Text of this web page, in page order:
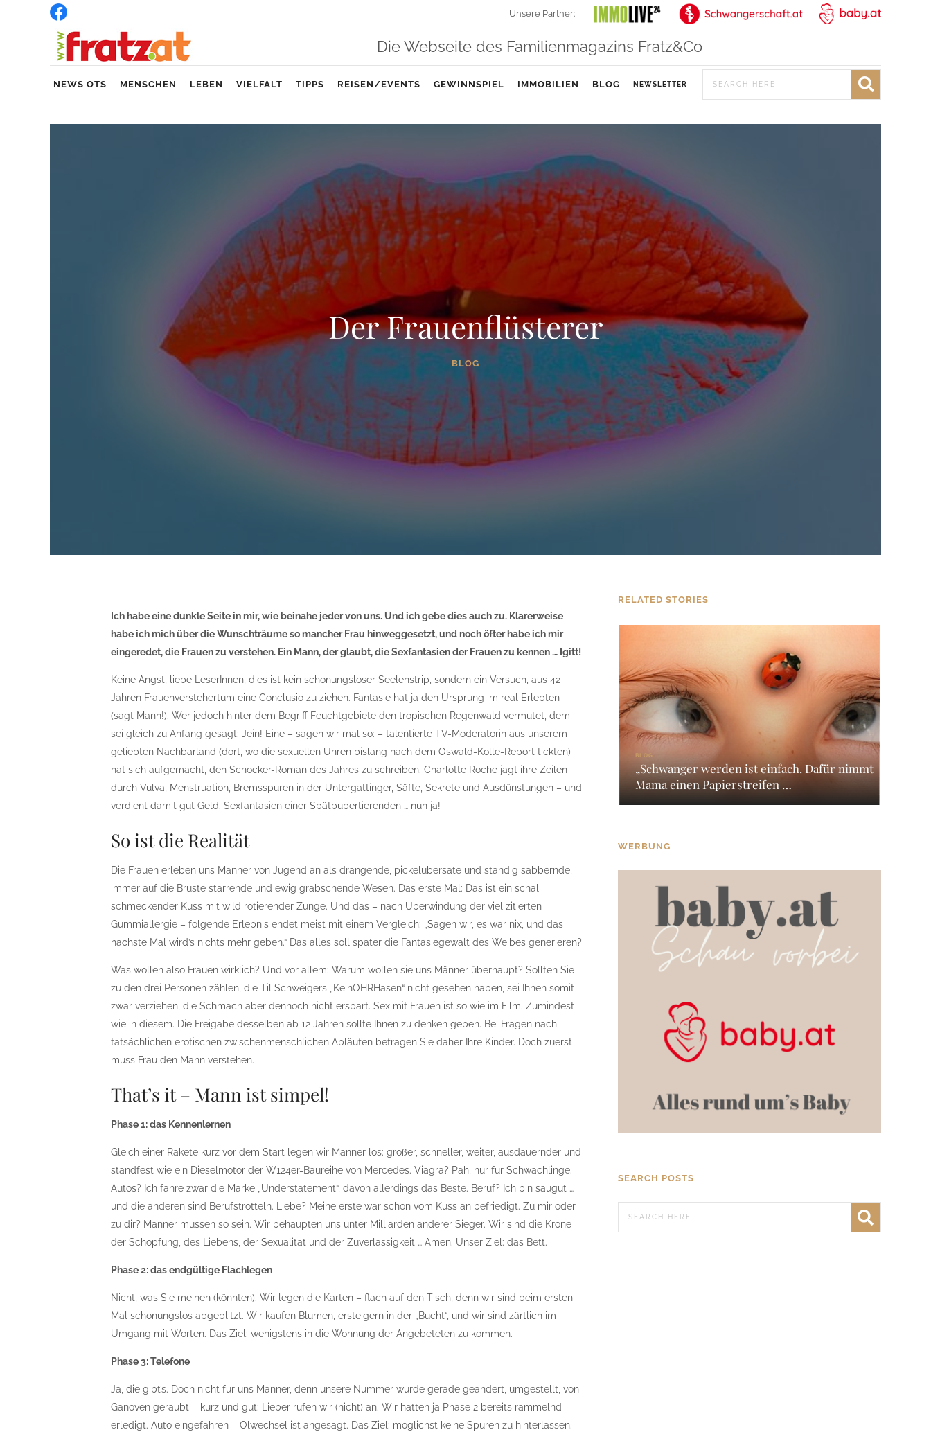
Unsere Partner:
Die Webseite des Familienmagazins Fratz&Co
NEWS OTS MENSCHEN LEBEN VIELFALT TIPPS REISEN/EVENTS GEWINNSPIEL IMMOBILIEN BLOG NEWSLETTER
Der Frauenflüsterer
BLOG
Ich habe eine dunkle Seite in mir, wie beinahe jeder von uns. Und ich gebe dies auch zu. Klarerweise
habe ich mich über die Wunschträume so mancher Frau hinweggesetzt, und noch öfter habe ich mir
eingeredet, die Frauen zu verstehen. Ein Mann, der glaubt, die Sexfantasien der Frauen zu kennen … Igitt!
Keine Angst, liebe LeserInnen, dies ist kein schonungsloser Seelenstrip, sondern ein Versuch, aus 42
Jahren Frauenverstehertum eine Conclusio zu ziehen. Fantasie hat ja den Ursprung im real Erlebten
(sagt Mann!). Wer jedoch hinter dem Begriff Feuchtgebiete den tropischen Regenwald vermutet, dem
sei gleich zu Anfang gesagt: Jein! Eine – sagen wir mal so: – talentierte TV-Moderatorin aus unserem
geliebten Nachbarland (dort, wo die sexuellen Uhren bislang nach dem Oswald-Kolle-Report tickten)
hat sich aufgemacht, den Schocker-Roman des Jahres zu schreiben. Charlotte Roche jagt ihre Zeilen
durch Vulva, Menstruation, Bremsspuren in der Untergattinger, Säfte, Sekrete und Ausdünstungen – und
verdient damit gut Geld. Sexfantasien einer Spätpubertierenden … nun ja!
So ist die Realität
Die Frauen erleben uns Männer von Jugend an als drängende, pickelübersäte und ständig sabbernde,
immer auf die Brüste starrende und ewig grabschende Wesen. Das erste Mal: Das ist ein schal
schmeckender Kuss mit wild rotierender Zunge. Und das – nach Überwindung der viel zitierten
Gummiallergie – folgende Erlebnis endet meist mit einem Vergleich: „Sagen wir, es war nix, und das
nächste Mal wird’s nichts mehr geben.“ Das alles soll später die Fantasiegewalt des Weibes generieren?
Was wollen also Frauen wirklich? Und vor allem: Warum wollen sie uns Männer überhaupt? Sollten Sie
zu den drei Personen zählen, die Til Schweigers „KeinOHRHasen“ nicht gesehen haben, sei Ihnen somit
zwar verziehen, die Schmach aber dennoch nicht erspart. Sex mit Frauen ist so wie im Film. Zumindest
wie in diesem. Die Freigabe desselben ab 12 Jahren sollte Ihnen zu denken geben. Bei Fragen nach
tatsächlichen erotischen zwischenmenschlichen Abläufen befragen Sie daher Ihre Kinder. Doch zuerst
muss Frau den Mann verstehen.
That’s it – Mann ist simpel!
Phase 1: das Kennenlernen
Gleich einer Rakete kurz vor dem Start legen wir Männer los: größer, schneller, weiter, ausdauernder und
standfest wie ein Dieselmotor der W124er-Baureihe von Mercedes. Viagra? Pah, nur für Schwächlinge.
Autos? Ich fahre zwar die Marke „Understatement“, davon allerdings das Beste. Beruf? Ich bin saugut …
und die anderen sind Berufstrotteln. Liebe? Meine erste war schon vom Kuss an befriedigt. Zu mir oder
zu dir? Männer müssen so sein. Wir behaupten uns unter Milliarden anderer Sieger. Wir sind die Krone
der Schöpfung, des Liebens, der Sexualität und der Zuverlässigkeit … Amen. Unser Ziel: das Bett.
Phase 2: das endgültige Flachlegen
Nicht, was Sie meinen (könnten). Wir legen die Karten – flach auf den Tisch, denn wir sind beim ersten
Mal schonungslos abgeblitzt. Wir kaufen Blumen, ersteigern in der „Bucht“, und wir sind zärtlich im
Umgang mit Worten. Das Ziel: wenigstens in die Wohnung der Angebeteten zu kommen.
Phase 3: Telefone
Ja, die gibt’s. Doch nicht für uns Männer, denn unsere Nummer wurde gerade geändert, umgestellt, von
Ganoven geraubt – kurz und gut: Lieber rufen wir (nicht) an. Wir hatten ja Phase 2 bereits rammelnd
erledigt. Auto eingefahren – Ölwechsel ist angesagt. Das Ziel: möglichst keine Spuren zu hinterlassen.
RELATED STORIES
BLOG
„Schwanger werden ist einfach. Dafür nimmt
Mama einen Papierstreifen …
WERBUNG
SEARCH POSTS